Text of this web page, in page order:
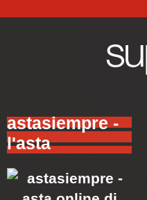
astasiempre -
l'asta